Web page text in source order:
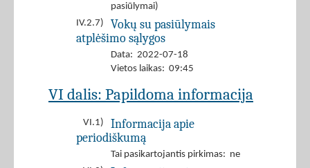
pasiūlymai)
IV.2.7)
Vokų su pasiūlymais
atplėšimo sąlygos
Data: 2022-07-18
Vietos laikas: 09:45
VI dalis: Papildoma informacija
VI.1)
Informacija apie
periodiškumą
Tai pasikartojantis pirkimas: ne